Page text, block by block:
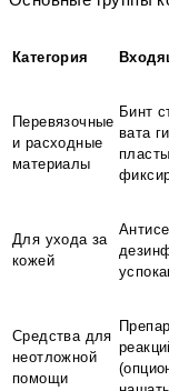
Категория
Перевязочные
и расходные
материалы
Бинт
вата
Для ухода за
кожей
Средства для
неотложной
помощи